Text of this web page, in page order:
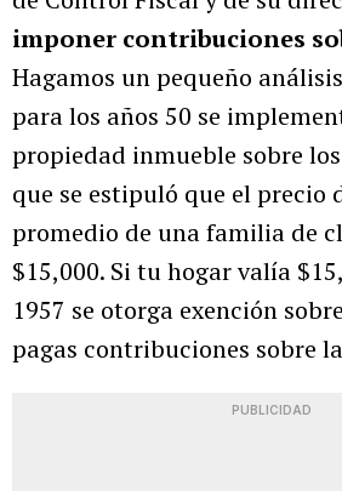
imponer contribuciones
Hagamos un pequeño
para los años 50 se
propiedad inmueble sobre
que se estipuló que el precio
promedio de una familia de
$15,000. Si tu hogar valía
1957 se otorga exención
pagas contribuciones sobre
PUBLICIDAD